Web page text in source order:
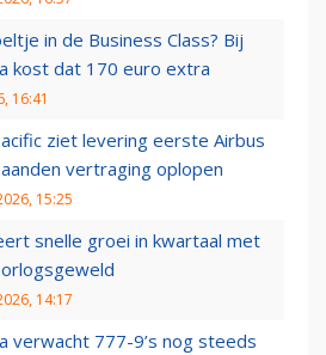
in de Business Class? Bij
kost dat 170 euro extra
16:41
ziet levering eerste Airbus
vertraging oplopen
15:25
snelle groei in kwartaal met
14:17
verwacht 777-9’s nog steeds